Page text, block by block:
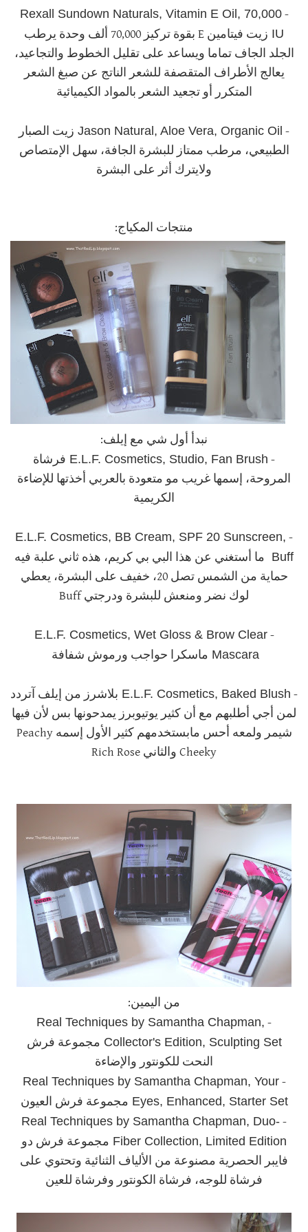
-
Rexall Sundown Naturals, Vitamin E Oil, 70,000
IU
زيت فيتامين E بقوة تركيز 70,000 ألف وحدة يرطب
الجلد الجاف تماما ويساعد على تقليل الخطوط والتجاعيد،
يعالج الأطراف المتقصفة للشعر الناتج عن صبغ الشعر
المتكرر أو تجعيد الشعر بالمواد الكيميائية
-
Jason Natural, Aloe Vera, Organic Oil زيت الصبار
الطبيعي، مرطب ممتاز للبشرة الجافة، سهل الإمتصاص
ولايترك أثر على البشرة
منتجات المكياج:
نبدأ أول شي مع إيلف:
-
E.L.F. Cosmetics, Studio, Fan Brush فرشاة
المروحة، إسمها غريب مو متعودة بالعربي أخذتها للإضاءة
الكريمية
-
E.L.F. Cosmetics, BB Cream, SPF 20 Sunscreen,
Buff ما أستغني عن هذا البي بي كريم، هذه ثاني علبة فيه
حماية من الشمس تصل 20، خفيف على البشرة، يعطي
لوك نضر ومنعش للبشرة ودرجتي Buff
-
E.L.F. Cosmetics, Wet Gloss & Brow Clear
Mascara ماسكرا حواجب ورموش شفافة
-
E.L.F. Cosmetics, Baked Blush بلاشرز من إيلف آتردد
لمن أجي أطلبهم مع أن كثير يوتيوبرز يمدحونها بس لأن فيها
شيمر ولمعه أحس مابستخدمهم كثير الأول إسمه Peachy
Cheeky والثاني Rich Rose
من اليمين:
-
Real Techniques by Samantha Chapman,
Collector's Edition, Sculpting Set مجموعة فرش
النحت للكونتور والإضاءة
-
Real Techniques by Samantha Chapman, Your
Eyes, Enhanced, Starter Set مجموعة فرش العيون
-
Real Techniques by Samantha Chapman, Duo-
Fiber Collection, Limited Edition مجموعة فرش دو
فايبر الحصرية مصنوعة من الألياف الثنائية وتحتوي على
فرشاة للوجه، فرشاة الكونتور وفرشاة للعين